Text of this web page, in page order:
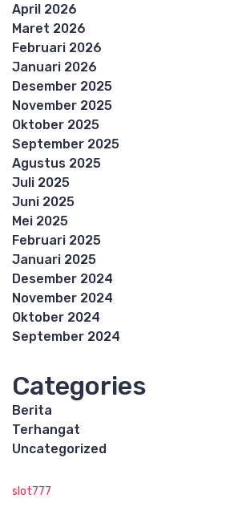
April 2026
Maret 2026
Februari 2026
Januari 2026
Desember 2025
November 2025
Oktober 2025
September 2025
Agustus 2025
Juli 2025
Juni 2025
Mei 2025
Februari 2025
Januari 2025
Desember 2024
November 2024
Oktober 2024
September 2024
Categories
Berita
Terhangat
Uncategorized
slot777